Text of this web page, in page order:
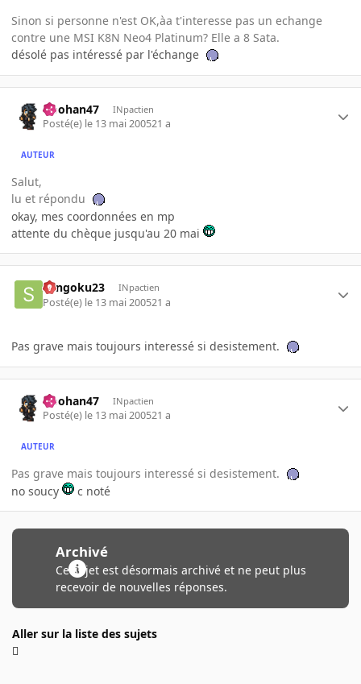
Sinon si personne n'est OK,àa t'interesse pas un echange
contre une MSI K8N Neo4 Platinum? Elle a 8 Sata.
désolé pas intéressé par l'échange
Doohan47 INpactien
Posté(e) le 13 mai 200521 a
AUTEUR
Salut,
lu et répondu
okay, mes coordonnées en mp
attente du chèque jusqu'au 20 mai
Sangoku23 INpactien
Posté(e) le 13 mai 200521 a
Pas grave mais toujours interessé si desistement.
Doohan47 INpactien
Posté(e) le 13 mai 200521 a
AUTEUR
Pas grave mais toujours interessé si desistement.
no soucy
c noté
Archivé
Ce sujet est désormais archivé et ne peut plus
recevoir de nouvelles réponses.
Aller sur la liste des sujets